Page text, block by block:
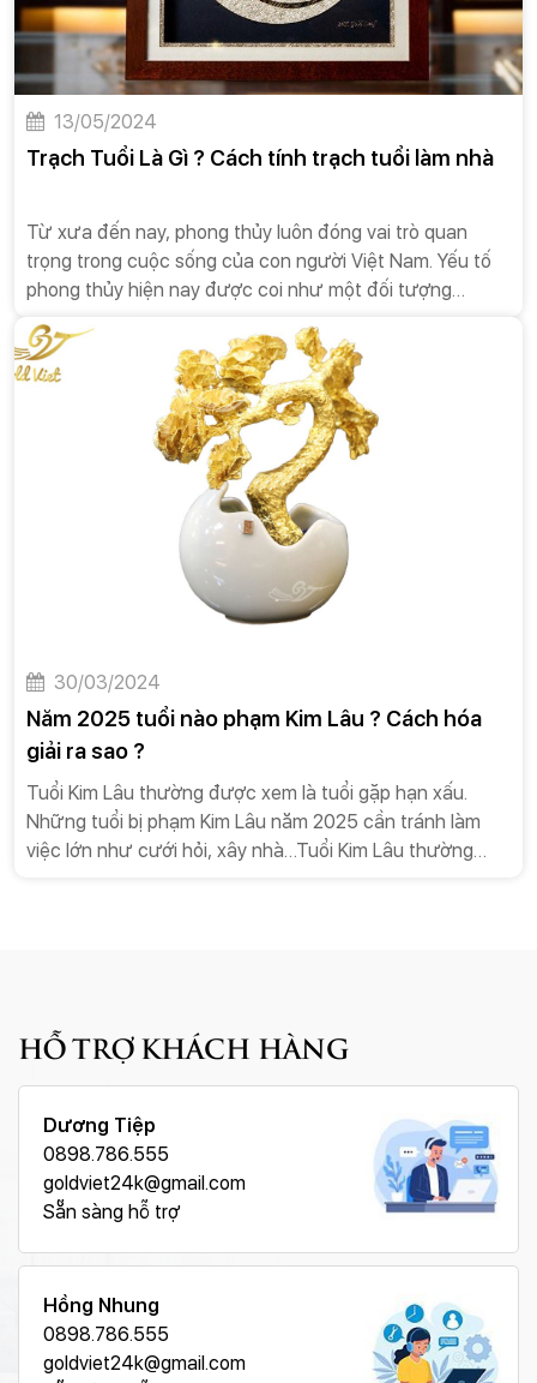
13/05/2024
Trạch Tuổi Là Gì ? Cách tính trạch tuổi làm nhà
Từ xưa đến nay, phong thủy luôn đóng vai trò quan
trọng trong cuộc sống của con người Việt Nam. Yếu tố
phong thủy hiện nay được coi như một đối tượng
nghiên cứu khoa học, hoàn toàn không mang tính tín
ngưỡng hoặc mê tín dị đoan. Tuy nhiên, không phải ai
trong số chúng ta cũng am hiểu về lĩnh vực phong thủy
để có thể vận dụng đúng quy luật Âm-Dương ngũ hành
trong cuộc sống. Và trong bài viết ngày hôm nay,Gold
Việt sẽ tư vấn các vấn đề liên quan đến phong thủy như
sau: Trạch tuổi là gì? Cách tính trạch tuổi làm nhà?
30/03/2024
Năm 2025 tuổi nào phạm Kim Lâu ? Cách hóa
giải ra sao ?
Tuổi Kim Lâu thường được xem là tuổi gặp hạn xấu.
Những tuổi bị phạm Kim Lâu năm 2025 cần tránh làm
việc lớn như cưới hỏi, xây nhà…Tuổi Kim Lâu thường
HỖ TRỢ KHÁCH HÀNG
Dương Tiệp
0898.786.555
goldviet24k@gmail.com
Sẵn sàng hỗ trợ
Hồng Nhung
0898.786.555
goldviet24k@gmail.com